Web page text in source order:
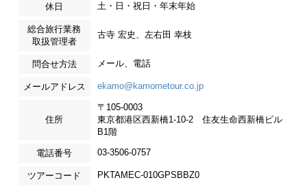
休日 土・日・祝日・年末年始
総合旅行業務
取扱管理者
古寺 宏史、左右田 幸枝
問合せ方法 メール、電話
メールアドレス ekamo@kamometour.co.jp
住所
〒105-0003
東京都港区西新橋1-10-2 住友生命西新橋ビル
B1階
電話番号 03-3506-0757
ツアーコード PKTAMEC-010GPSBBZ0